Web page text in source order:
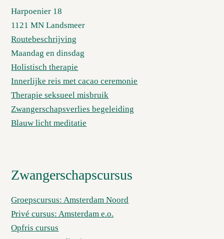
Harpoenier 18
1121 MN Landsmeer
Routebeschrijving
Maandag en dinsdag
Holistisch therapie
Innerlijke reis met cacao ceremonie
Therapie seksueel misbruik
Zwangerschapsverlies begeleiding
Blauw licht meditatie
Zwangerschapscursus
Groepscursus: Amsterdam Noord
Privé cursus: Amsterdam e.o.
Opfris cursus